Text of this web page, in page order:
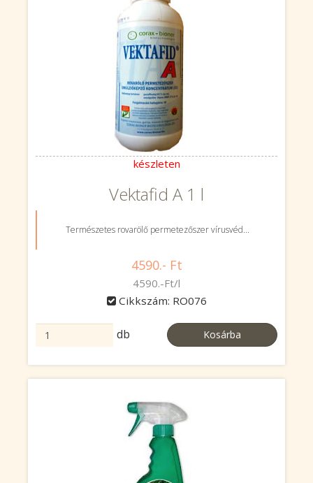
készleten
Vektafid A 1 l
Természetes rovarölő permetezőszer vírusvéd...
4590.- Ft
4590.-Ft/l
Cikkszám: RO076
db Kosárba